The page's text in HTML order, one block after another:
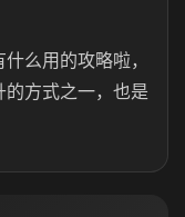
么用的攻略啦，
方式之一，也是